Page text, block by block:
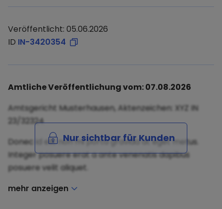
Veröffentlicht: 05.06.2026
ID IN-3420354
Amtliche Veröffentlichung vom: 07.08.2026
Amtsgericht Musterhausen, Aktenzeichen: XYZ IN
23/32324
Donec id elit non mi porta gravida at eget metus.
Integer posuere erat a ante venenatis dapibus
posuere velit aliquet.
Nur sichtbar für Kunden
mehr anzeigen